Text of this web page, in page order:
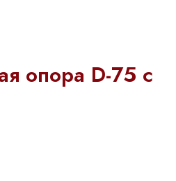
опора D-75 с